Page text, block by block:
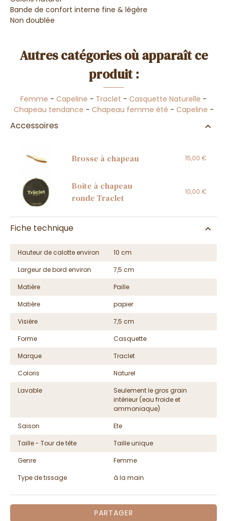
Bande de confort interne fine & légère
Non doublée
Autres catégories où apparaît ce
produit :
Femme - Capeline - Traclet - Casquette Naturelle -
Chapeau tendance - Chapeau femme été - Capeline -
Accessoires
Brosse à chapeau 15,00 €
Boite à chapeau
ronde Traclet
10,00 €
Fiche technique
Hauteur de calotte environ
10 cm
Largeur de bord environ
7,5 cm
Matière
Paille
Matière
papier
Visière
7,5 cm
Forme
Casquette
Marque
Traclet
Coloris
Naturel
Lavable
Seulement le gros grain
intérieur (eau froide et
ammoniaque)
Saison
Ete
Taille - Tour de tête
Taille unique
Genre
Femme
Type de tissage
à la main
PARTAGER